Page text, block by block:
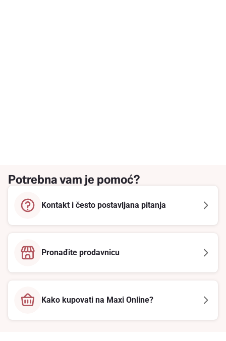
Potrebna vam je pomoć?
Kontakt i često postavljana pitanja
Pronađite prodavnicu
Kako kupovati na Maxi Online?